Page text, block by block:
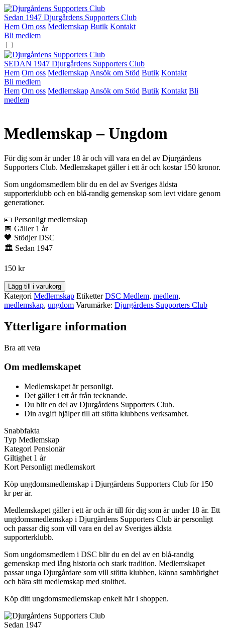
Hoppa
till
innehåll
Sedan 1947 Djurgårdens Supporters Club
Hem Om oss Medlemskap Butik Kontakt
Bli medlem
SEDAN 1947 Djurgårdens Supporters Club
Hem Om oss Medlemskap Ansök om Stöd Butik Kontakt
Bli medlem
Hem Om oss Medlemskap Ansök om Stöd Butik Kontakt Bli
medlem
Medlemskap – Ungdom
För dig som är under 18 år och vill vara en del av Djurgårdens
Supporters Club. Medlemskapet gäller i ett år och kostar 150 kronor.
Som ungdomsmedlem blir du en del av Sveriges äldsta
supporterklubb och en blå-randig gemenskap som levt vidare genom
generationer.
🪪 Personligt medlemskap
📅 Gäller 1 år
💙 Stödjer DSC
🏛️ Sedan 1947
150 kr
Medlemskap
-
Ungdom
Lägg till i varukorg
Kategori Medlemskap Etiketter DSC Medlem, medlem,
medlemskap, ungdom Varumärke: Djurgårdens Supporters Club
Ytterligare information
Bra att veta
Om medlemskapet
Medlemskapet är personligt.
Det gäller i ett år från tecknande.
Du blir en del av Djurgårdens Supporters Club.
Din avgift hjälper till att stötta klubbens verksamhet.
Snabbfakta
Typ Medlemskap
Kategori Pensionär
Giltighet 1 år
Kort Personligt medlemskort
Köp ungdomsmedlemskap i Djurgårdens Supporters Club för 150
kr per år.
Medlemskapet gäller i ett år och är till för dig som är under 18 år. Ett
ungdomsmedlemskap i Djurgårdens Supporters Club är personligt
och passar dig som vill vara en del av Sveriges äldsta
supporterklubb.
Som ungdomsmedlem i DSC blir du en del av en blå-randig
gemenskap med lång historia och stark tradition. Medlemskapet
passar unga Djurgårdare som vill stötta klubben, känna samhörighet
och bära sitt medlemskap med stolthet.
Köp ditt ungdomsmedlemskap enkelt här i shoppen.
Sedan 1947